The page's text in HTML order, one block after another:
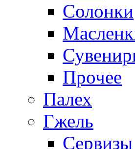
Солонки
Прочее
Палех
Гжель
Сервизы